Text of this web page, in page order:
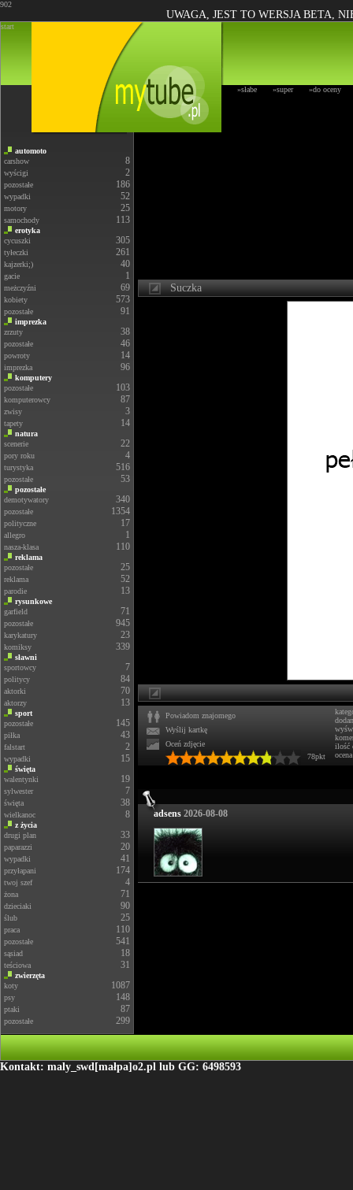
902
UWAGA, JEST TO WERSJA BETA,
start
»słabe »super »do oceny
automoto
carshow
8
wyścigi 2
pozostałe 186
wypadki 52
motory 25
samochody 113
erotyka
cycuszki
305
tyłeczki 261
kajzerki;) 40
gacie 1
meżczyźni 69
kobiety 573
pozostałe 91
imprezka
zrzuty
38
pozostałe 46
powroty 14
imprezka 96
komputery
pozostałe
103
komputerowcy 87
zwisy 3
tapety 14
natura
scenerie
22
pory roku 4
turystyka 516
pozostałe 53
pozostałe
demotywatory
340
pozostałe 1354
polityczne 17
allegro 1
nasza-klasa 110
reklama
pozostałe
25
reklama 52
parodie 13
rysunkowe
garfield
71
pozostałe 945
karykatury 23
komiksy 339
sławni
sportowcy
7
politycy 84
aktorki 70
aktorzy 13
sport
pozostałe
145
piłka 43
falstart 2
wypadki 15
święta
walentynki
19
sylwester 7
święta 38
wielkanoc 8
z życia
drugi plan
33
paparazzi 20
wypadki 41
przyłapani 174
twoj szef 4
żona 71
dzieciaki 90
ślub 25
praca 110
pozostałe 541
sąsiad 18
teściowa 31
zwierzęta
koty
1087
psy 148
ptaki 87
pozostałe 299
Suczka
Powiadom znajomego
Wyślij kartkę
Oceń zdjęcie
78pkt
ilość
ocena
adsens 2026-08-08
Kontakt: maly_swd[małpa]o2.pl lub GG: 6498593